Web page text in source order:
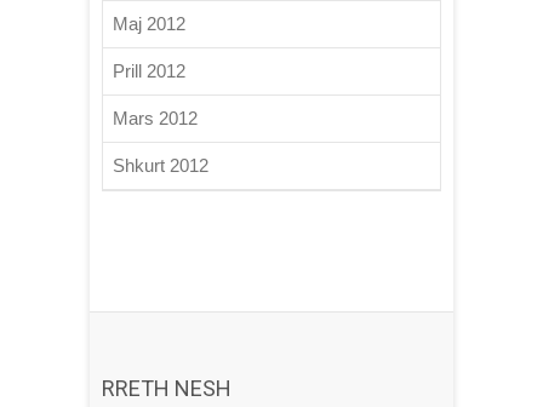
Maj 2012
Prill 2012
Mars 2012
Shkurt 2012
RRETH NESH